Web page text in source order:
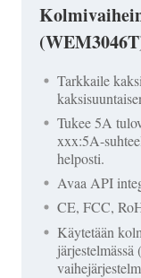
Tarkkaile
Tukee 5A
xxx:5A-
helposti.
Avaa API
CE, FCC,
Käytetään